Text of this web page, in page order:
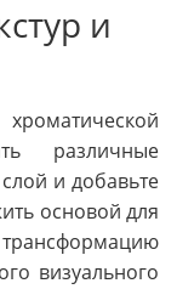
и
различные
и добавьте
основой для
трансформацию
визуального